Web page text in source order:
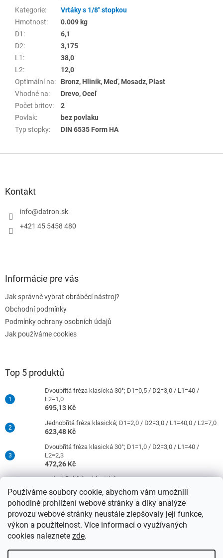
Používáme soubory cookie, abychom vám umožnili
pohodlné prohlížení webové stránky a díky analýze
provozu webové stránky neustále zlepšovaly její funkce,
výkon a použitelnost. Více informací o využívaných
cookies naleznete zde.
Kategorie:
Vrtáky s 1/8" stopkou
Hmotnost:
0.009 kg
D1 :
6,1
D2:
3,175
L1 :
38,0
L2:
12,0
Optimální na:
Bronz, Hliník, Meď, Mosadz, Plast
Vhodné na:
Drevo, Oceľ
Počet britov:
2
Povlak:
bez povlaku
Typ stopky: DIN 6535 Form HA
Kontakt
info@datron.sk
+421 45 5458 480
Informácie pre vás
Jak správně vybrat obráběcí nástroj?
Obchodní podmínky
Podmínky ochrany osobních údajů
Jak používáme cookies
Top 5 produktů
Dvoubřitá fréza klasická 30°; D1=0,5 / D2=3,0 / L1=40 /
L2=1,0
695,13 Kč
Jednobřitá fréza klasická; D1=2,0 / D2=3,0 / L1=40,0 / L2=7,0
623,48 Kč
Dvoubřitá fréza klasická 30°; D1=1,0 / D2=3,0 / L1=40 /
L2=2,3
472,26 Kč
Jednobřitá fréza klasická; D1=0,5 / D2=3,0 / L1=40 / L2=1,5
421,26 Kč
Dvoubřitá fréza klasická 30°; D1=2,0 / D2=3,0 / L1=40 /
L2=9,0
472,26 Kč